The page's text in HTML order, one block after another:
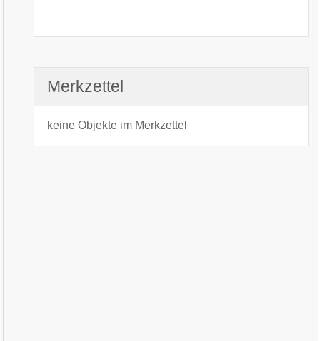
Merkzettel
keine Objekte im Merkzettel